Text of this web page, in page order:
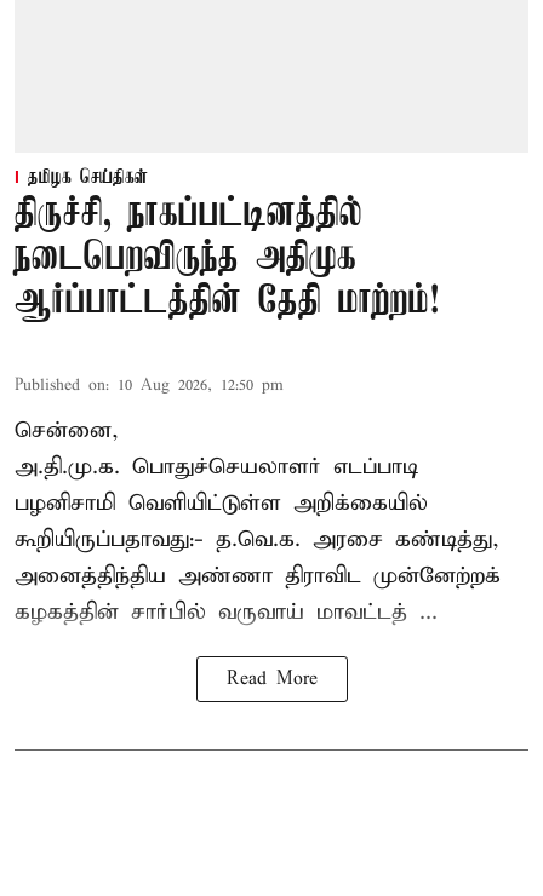
தமிழக செய்திகள்
திருச்சி, நாகப்பட்டினத்தில்
நடைபெறவிருந்த அதிமுக
ஆர்ப்பாட்டத்தின் தேதி மாற்றம்!
Published on: 10 Aug 2026, 12:50 pm
சென்னை,
அ.தி.மு.க. பொதுச்செயலாளர் எடப்பாடி
பழனிசாமி வெளியிட்டுள்ள அறிக்கையில்
கூறியிருப்பதாவது:- த.வெ.க. அரசை கண்டித்து,
அனைத்திந்திய அண்ணா திராவிட முன்னேற்றக்
கழகத்தின் சார்பில் வருவாய் மாவட்டத் ...
Read More